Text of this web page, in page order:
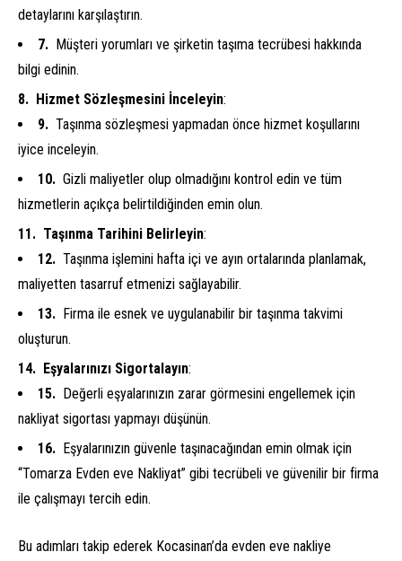
detaylarını karşılaştırın.
Müşteri yorumları ve şirketin taşıma tecrübesi hakkında
bilgi edinin.
Hizmet Sözleşmesini İnceleyin:
Taşınma sözleşmesi yapmadan önce hizmet koşullarını
iyice inceleyin.
Gizli maliyetler olup olmadığını kontrol edin ve tüm
hizmetlerin açıkça belirtildiğinden emin olun.
Taşınma Tarihini Belirleyin:
Taşınma işlemini hafta içi ve ayın ortalarında planlamak,
maliyetten tasarruf etmenizi sağlayabilir.
Firma ile esnek ve uygulanabilir bir taşınma takvimi
oluşturun.
Eşyalarınızı Sigortalayın:
Değerli eşyalarınızın zarar görmesini engellemek için
nakliyat sigortası yapmayı düşünün.
Eşyalarınızın güvenle taşınacağından emin olmak için
“Tomarza Evden eve Nakliyat” gibi tecrübeli ve güvenilir bir firma
ile çalışmayı tercih edin.
Bu adımları takip ederek Kocasinan’da evden eve nakliye